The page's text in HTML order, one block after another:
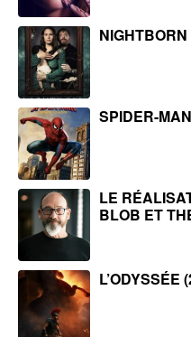
SPIDER-
LE
BLOB ET
L’ODYSSÉE